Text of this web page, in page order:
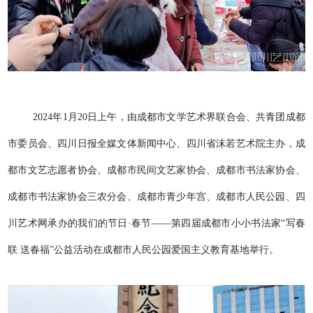
2024年1月20日上午，由成都市文学艺术界联合会、共青团成都
市委员会、四川日报全媒文体新闻中心、四川省沫若艺术院主办，成
都市文艺志愿者协会、成都市民间文艺家协会、成都市书法家协会、
成都市书法家协会三农分会、成都市青少年宫、成都市人民公园、四
川艺术网承办的我们的节日·春节——第四届成都市小小书法家“写春
联 送春福”公益活动在成都市人民公园爱国主义教育基地举行。